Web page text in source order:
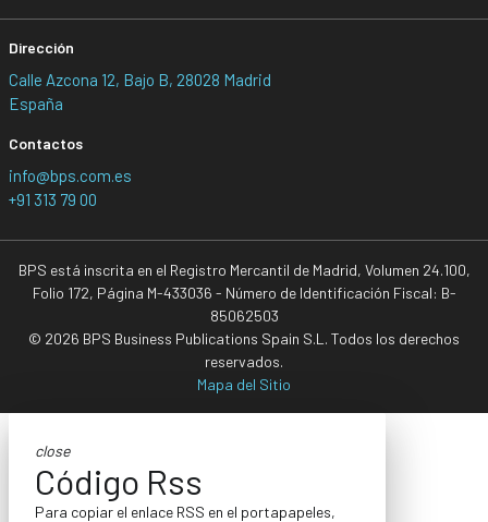
Dirección
Calle Azcona 12, Bajo B, 28028 Madrid
España
Contactos
info@bps.com.es
+91 313 79 00
BPS está inscrita en el Registro Mercantil de Madrid, Volumen 24.100,
Folio 172, Página M-433036 - Número de Identificación Fiscal: B-
85062503
© 2026 BPS Business Publications Spain S.L. Todos los derechos
reservados.
Mapa del Sitio
close
Código Rss
Para copiar el enlace RSS en el portapapeles,